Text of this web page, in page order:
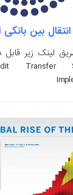
بین بانکی
لینک زیر
Transfer